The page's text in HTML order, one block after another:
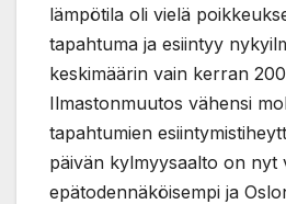
lämpötila oli vielä
tapahtuma ja esiintyy
keskimäärin vain kerran
Ilmastonmuutos vähensi
tapahtumien
päivän kylmyysaalto on nyt
epätodennäköisempi ja